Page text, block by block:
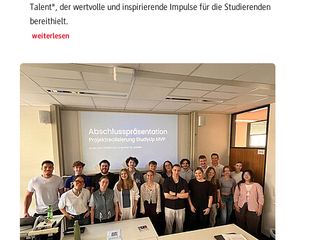
Talent", der wertvolle und inspirierende Impulse für die Studierenden
bereithielt.
weiterlesen